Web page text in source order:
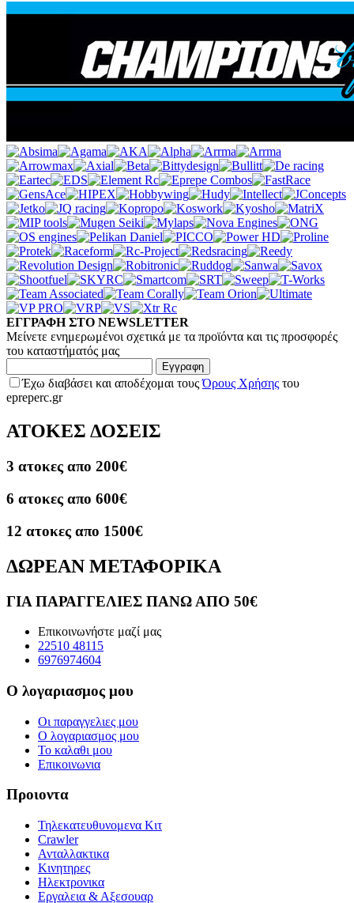
ΕΓΓΡΑΦΗ ΣΤΟ NEWSLETTER
Μείνετε ενημερωμένοι σχετικά με τα προϊόντα και τις προσφορές
του καταστήματός μας
Εγγραφη
Έχω διαβάσει και αποδέχομαι τουςΌρους Χρήσης του
epreperc.gr
ΑΤΟΚΕΣ ΔΟΣΕΙΣ
3 ατοκες απο 200€
6 ατοκες απο 600€
12 ατοκες απο 1500€
ΔΩΡΕΑΝ ΜΕΤΑΦΟΡΙΚΑ
ΓΙΑ ΠΑΡΑΓΓΕΛΙΕΣ ΠΑΝΩ ΑΠΟ 50€
Επικοινωνήστε μαζί μας
22510 48115
6976974604
Ο λογαριασμος μου
Οι παραγγελιες μου
Ο λογαριασμος μου
Το καλαθι μου
Επικοινωνια
Προιοντα
Τηλεκατευθυνομενα Κιτ
Crawler
Ανταλλακτικα
Κινητηρες
Ηλεκτρονικα
Εργαλεια & Αξεσουαρ